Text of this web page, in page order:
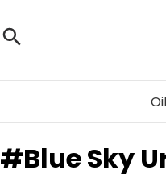
#Blue Sky